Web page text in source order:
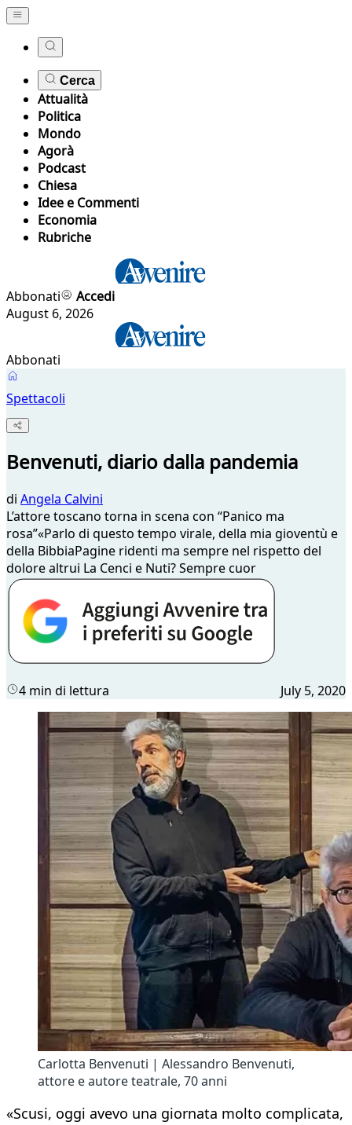
Cerca
Attualità
Politica
Mondo
Agorà
Podcast
Chiesa
Idee e Commenti
Economia
Rubriche
Abbonati
Accedi
August 6, 2026
Abbonati
Spettacoli
Benvenuti, diario dalla pandemia
di Angela Calvini
L’attore toscano torna in scena con “Panico ma
rosa”«Parlo di questo tempo virale, della mia gioventù e
della BibbiaPagine ridenti ma sempre nel rispetto del
dolore altrui La Cenci e Nuti? Sempre cuor
4 min di lettura July 5, 2020
Carlotta Benvenuti | Alessandro Benvenuti,
attore e autore teatrale, 70 anni
«Scusi, oggi avevo una giornata molto complicata,